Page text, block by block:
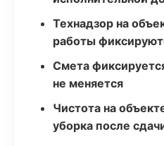
Технадзор на
работы
Смета
не меняется
Чистота на
уборка после